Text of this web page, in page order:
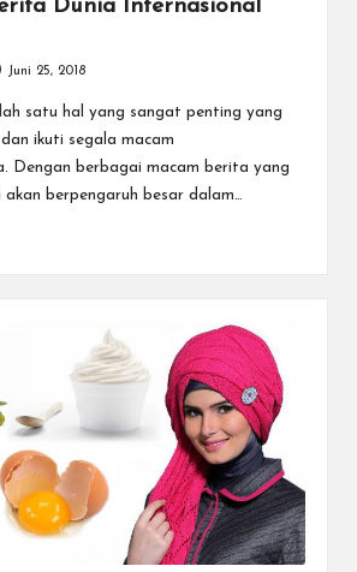
Dunia Internasional
Juni 25, 2018
satu hal yang sangat penting yang
ikuti segala macam
Dengan berbagai macam berita yang
berpengaruh besar dalam…